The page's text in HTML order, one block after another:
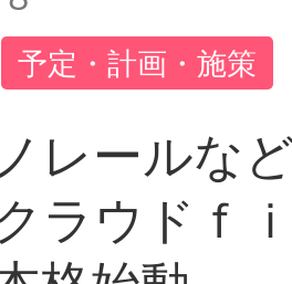
予定・計画・施策
レールな
ラウドｆ